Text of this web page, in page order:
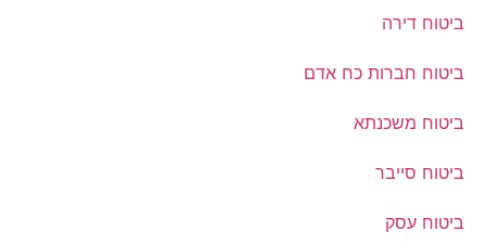
ביטוח דירה
ביטוח חברות כח אדם
ביטוח משכנתא
ביטוח סייבר
ביטוח עסק